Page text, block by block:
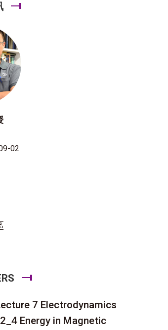
02
7 Electrodynamics
Energy in Magnetic